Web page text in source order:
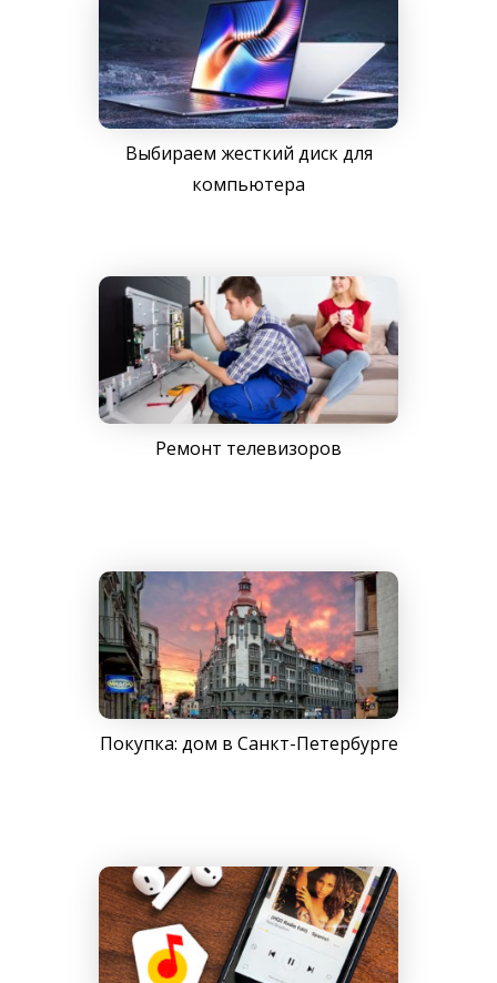
Выбираем жесткий диск для
компьютера
Ремонт телевизоров
Покупка: дом в Санкт-Петербурге